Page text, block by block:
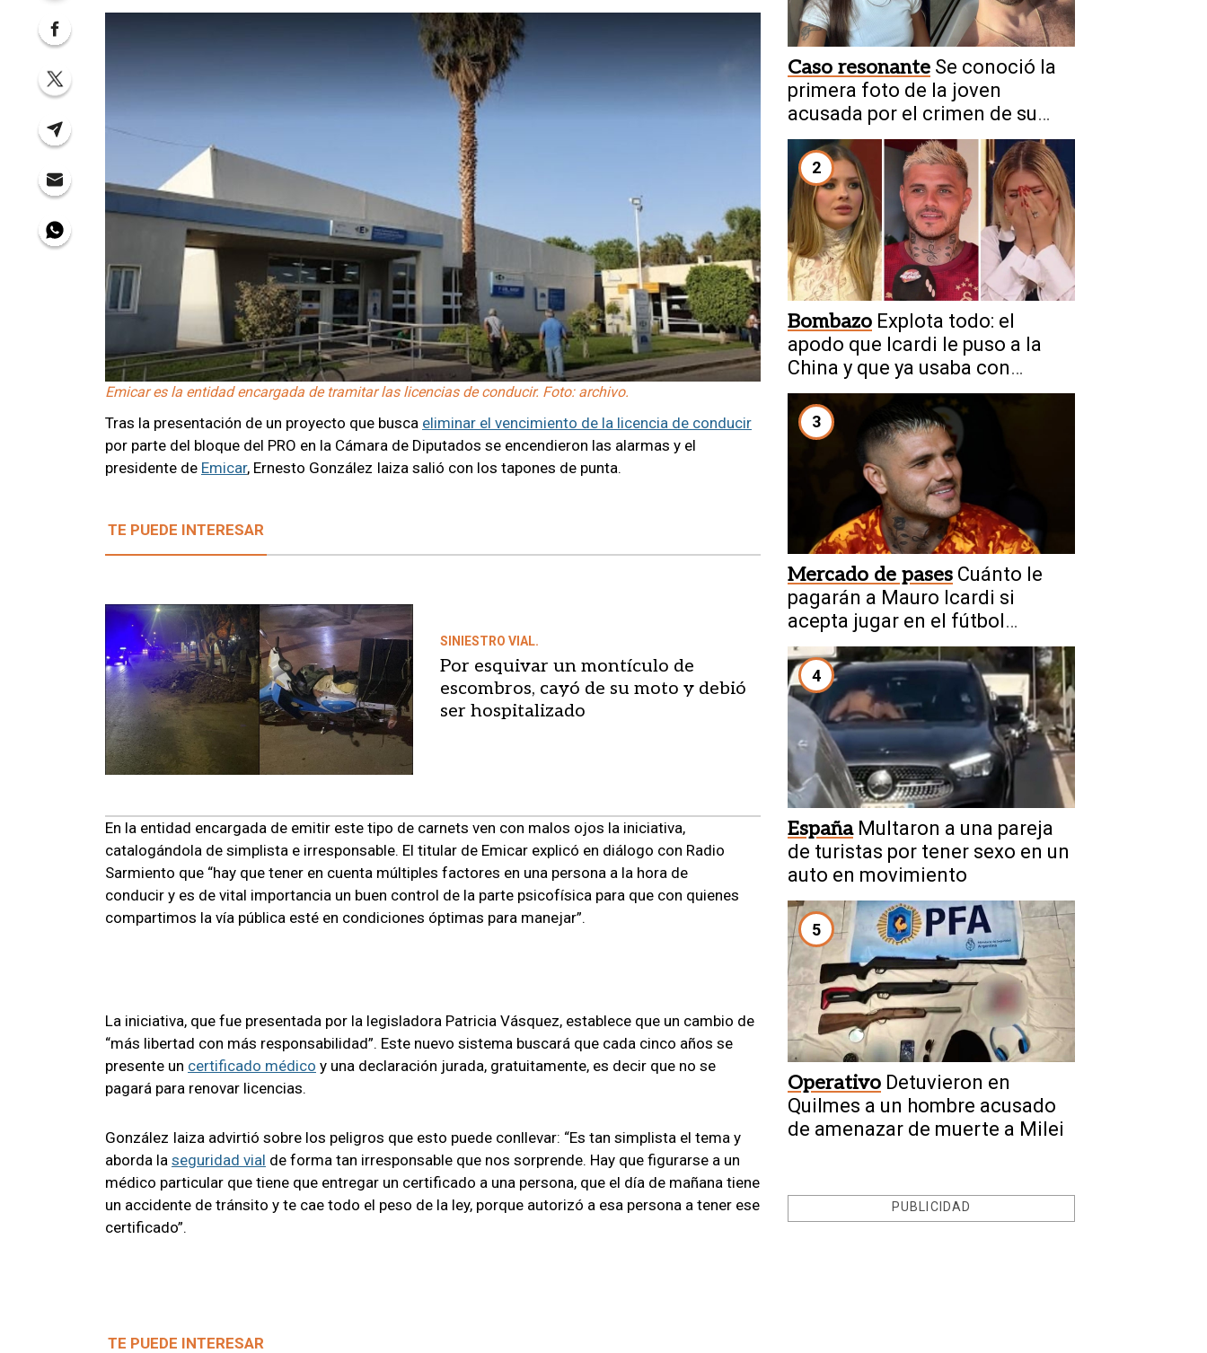
Emicar es la entidad encargada de tramitar las licencias de conducir. Foto: archivo.
Tras la presentación de un proyecto que busca eliminar el vencimiento de la licencia de conducir
por parte del bloque del PRO en la Cámara de Diputados se encendieron las alarmas y el
presidente de Emicar, Ernesto González Iaiza salió con los tapones de punta.
TE PUEDE INTERESAR
SINIESTRO VIAL.
Por esquivar un montículo de
escombros, cayó de su moto y debió
ser hospitalizado
En la entidad encargada de emitir este tipo de carnets ven con malos ojos la iniciativa,
catalogándola de simplista e irresponsable. El titular de Emicar explicó en diálogo con Radio
Sarmiento que “hay que tener en cuenta múltiples factores en una persona a la hora de
conducir y es de vital importancia un buen control de la parte psicofísica para que con quienes
compartimos la vía pública esté en condiciones óptimas para manejar”.
La iniciativa, que fue presentada por la legisladora Patricia Vásquez, establece que un cambio de
“más libertad con más responsabilidad”. Este nuevo sistema buscará que cada cinco años se
presente un certificado médico y una declaración jurada, gratuitamente, es decir que no se
pagará para renovar licencias.
González Iaiza advirtió sobre los peligros que esto puede conllevar: “Es tan simplista el tema y
aborda la seguridad vial de forma tan irresponsable que nos sorprende. Hay que figurarse a un
médico particular que tiene que entregar un certificado a una persona, que el día de mañana tiene
un accidente de tránsito y te cae todo el peso de la ley, porque autorizó a esa persona a tener ese
certificado”.
TE PUEDE INTERESAR
Caso resonante Se conoció la
primera foto de la joven
acusada por el crimen de su
novio en Chaco
2
Bombazo Explota todo: el
apodo que Icardi le puso a la
China y que ya usaba con
Wanda
3
Mercado de pases Cuánto le
pagarán a Mauro Icardi si
acepta jugar en el fútbol
argentino
4
España Multaron a una pareja
de turistas por tener sexo en un
auto en movimiento
5
Operativo Detuvieron en
Quilmes a un hombre acusado
de amenazar de muerte a Milei
PUBLICIDAD